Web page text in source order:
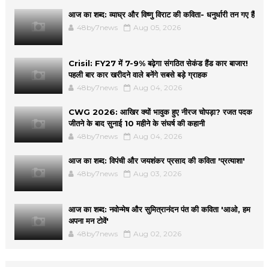
आज का शब्द: व्याघ्र और विष्णु विराट की कविता- धनुर्धारी तन गए हैं
48by7news Aug 05, 2026
Crisil: FY27 में 7-9% बढ़ेगा संगठित सेकंड हैंड कार बाजार!
पहली बार कार खरीदने वाले बनेंगे सबसे बड़े ग्राहक
48by7news Aug 04, 2026
CWG 2026: आखिर क्यों भावुक हुए नीरज चोपड़ा? रजत पदक
जीतने के बाद सुनाई 10 महीने के संघर्ष की कहानी
48by7news Aug 04, 2026
आज का शब्द: विपंची और जयशंकर प्रसाद की कविता 'प्रत्याशा'
48by7news Aug 03, 2026
आज का शब्द: नवोन्मेष और सुमित्रानंदन पंत की कविता 'आओ, हम
अपना मन टोवें'
48by7news Aug 02, 2026